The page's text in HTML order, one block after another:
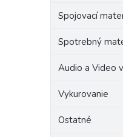
Spojovací
Spotrebný
Audio a Video
Vykurovanie
Ostatné